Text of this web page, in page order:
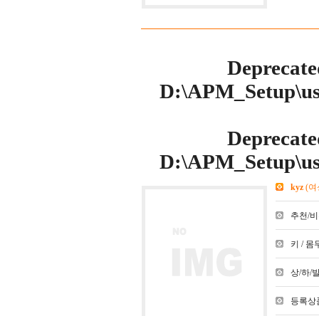
kyz (여
추천/
키 / 몸
상/하/
등록상